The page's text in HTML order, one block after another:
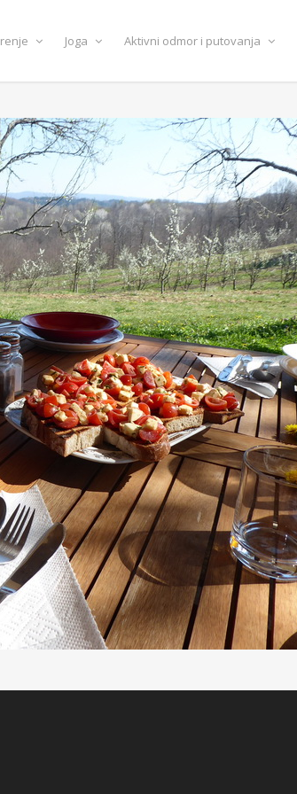
Joga Aktivni odmor i putovanja